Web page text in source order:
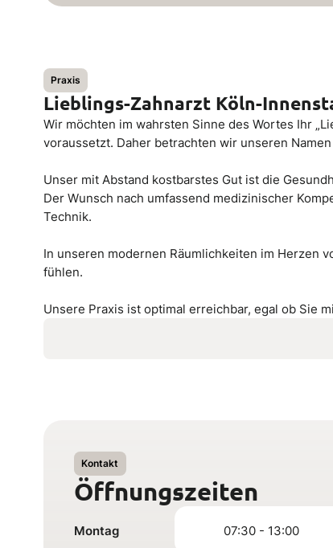
Praxis
Lieblings-Zahnarzt Köln-
Wir möchten im wahrsten Sinne des Wortes Ihr
voraussetzt. Daher betrachten wir unseren
Unser mit Abstand kostbarstes Gut ist die
Der Wunsch nach umfassend medizinischer
Technik.
In unseren modernen Räumlichkeiten im Herzen
fühlen.
Unsere Praxis ist optimal erreichbar, egal ob Sie
Kontakt
Öffnungszeiten
Montag 07:30 - 13:00